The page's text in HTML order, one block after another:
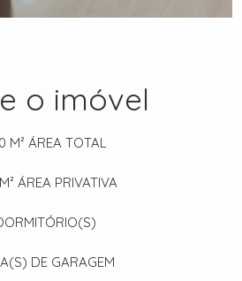
o imóvel
M² ÁREA TOTAL
ÁREA PRIVATIVA
DE GARAGEM